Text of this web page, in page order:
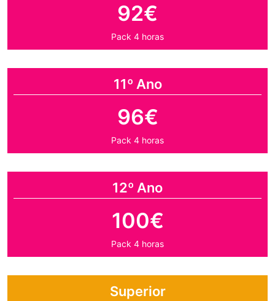
92€
Pack 4 horas
11º Ano
96€
Pack 4 horas
12º Ano
100€
Pack 4 horas
Superior